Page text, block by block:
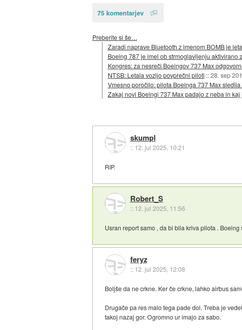
75 komentarjev
Preberite si še…
Zaradi naprave Bluetooth z imenom BOMB je
Boeing 787 je imel ob strmoglavljenju aktivirano
Kongres: za nesreči Boeingov 737 Max
NTSB: Letala vozijo povprečni piloti ::28. sep
Vmesno poročilo: pilota Boeinga 737 Max
Zakaj novi Boeingi 737 Max padajo z neba in kaj
skumpl
:: 12. jul 2025, 10:21
RIP.
Robert_S
:: 12. jul 2025, 11:56
Usran report samo , da bi bila kriva pilota .
feryz
:: 12. jul 2025, 12:08
Boljše da ne crkne. Ker če crkne, lahko airbus
Drugače pa res malo tega pade dol. Treba je
takoj nazaj gor. Ogromno ur imajo za sabo.